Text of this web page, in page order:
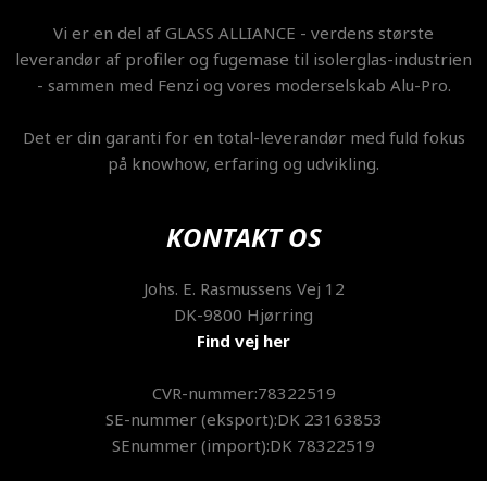
​Vi er en del af GLASS ALLIANCE - verdens største
leverandør af profiler og fugemase til isolerglas-industrien
- sammen med Fenzi og vores moderselskab Alu-Pro.
Det er din garanti for en total-leverandør med fuld fokus
på knowhow, erfaring og udvikling.
KONTAKT OS
​Johs. E. Rasmussens Vej 12
DK-9800 Hjørring
Find vej her
CVR-nummer:78322519
SE-nummer (eksport):DK 23163853
SEnummer (import):DK 78322519